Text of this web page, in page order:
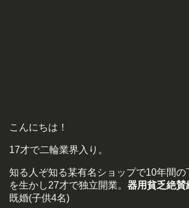
こんにちは！
17才で二輪業界入り。
知る人ぞ知る某有名ショップで10年間の
を生かし27才で独立開業。 器用貧乏絶賛
既婚(子供4名)